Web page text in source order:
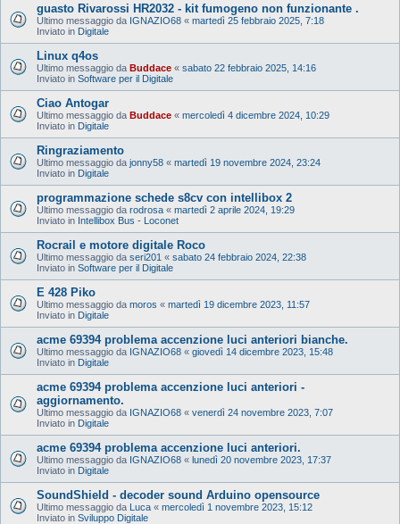
guasto Rivarossi HR2032 - kit fumogeno non funzionante .
Ultimo messaggio da IGNAZIO68 « martedì 25 febbraio 2025, 7:18
Inviato in Digitale
Linux q4os
Ultimo messaggio da Buddace « sabato 22 febbraio 2025, 14:16
Inviato in Software per il Digitale
Ciao Antogar
Ultimo messaggio da Buddace « mercoledì 4 dicembre 2024, 10:29
Inviato in Digitale
Ringraziamento
Ultimo messaggio da jonny58 « martedì 19 novembre 2024, 23:24
Inviato in Digitale
programmazione schede s8cv con intellibox 2
Ultimo messaggio da rodrosa « martedì 2 aprile 2024, 19:29
Inviato in Intellibox Bus - Loconet
Rocrail e motore digitale Roco
Ultimo messaggio da seri201 « sabato 24 febbraio 2024, 22:38
Inviato in Software per il Digitale
E 428 Piko
Ultimo messaggio da moros « martedì 19 dicembre 2023, 11:57
Inviato in Digitale
acme 69394 problema accenzione luci anteriori bianche.
Ultimo messaggio da IGNAZIO68 « giovedì 14 dicembre 2023, 15:48
Inviato in Digitale
acme 69394 problema accenzione luci anteriori -
aggiornamento.
Ultimo messaggio da IGNAZIO68 « venerdì 24 novembre 2023, 7:07
Inviato in Digitale
acme 69394 problema accenzione luci anteriori.
Ultimo messaggio da IGNAZIO68 « lunedì 20 novembre 2023, 17:37
Inviato in Digitale
SoundShield - decoder sound Arduino opensource
Ultimo messaggio da Luca « mercoledì 1 novembre 2023, 15:12
Inviato in Sviluppo Digitale